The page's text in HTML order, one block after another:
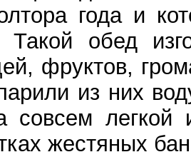
года и
обед
фруктов,
из них
совсем легкой
жестяных